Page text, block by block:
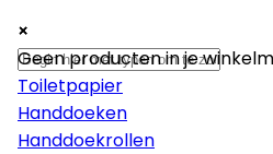
×
Papier
Toiletpapier
Handdoeken
Handdoekrollen
×
×
Geen producten in je